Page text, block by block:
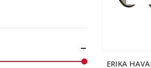
ERIKA